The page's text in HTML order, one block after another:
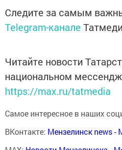
Следите за самым
Telegram-канале
Читайте новости
национальном
https://max.ru/tatmedia
Самое интересное в наших
ВКонтакте: Мензелинск news -